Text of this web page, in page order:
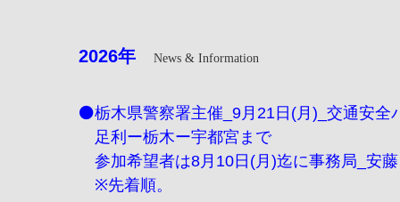
2026年 News & Information
⚫️栃木県警察署主催_9月21日(月)_交通安
足利ー栃木ー宇都宮まで
参加希望者は8月10日(月)迄に事務局_安
※先着順。